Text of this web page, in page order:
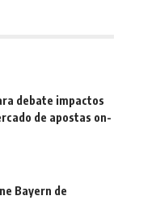
debate impactos
de apostas on-
Bayern de